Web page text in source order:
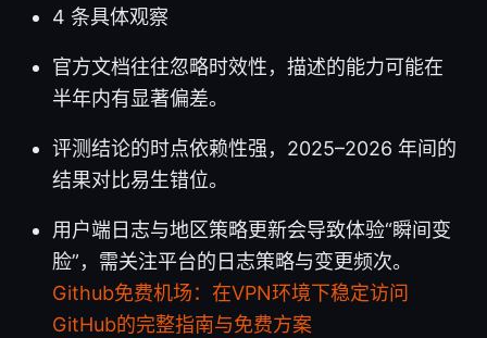
4 条具体观察
官方文档往往忽略时效性，描述的能力可能在
半年内有显著偏差。
评测结论的时点依赖性强，2025–2026 年间的
结果对比易生错位。
用户端日志与地区策略更新会导致体验“瞬间变
脸”，需关注平台的日志策略与变更频次。
Github免费机场：在VPN环境下稳定访问
GitHub的完整指南与免费方案